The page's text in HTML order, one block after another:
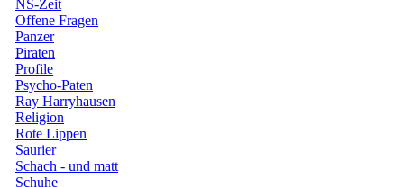
NS-Zeit
Offene Fragen
Panzer
Piraten
Profile
Psycho-Paten
Ray Harryhausen
Religion
Rote Lippen
Saurier
Schach - und matt
Schuhe